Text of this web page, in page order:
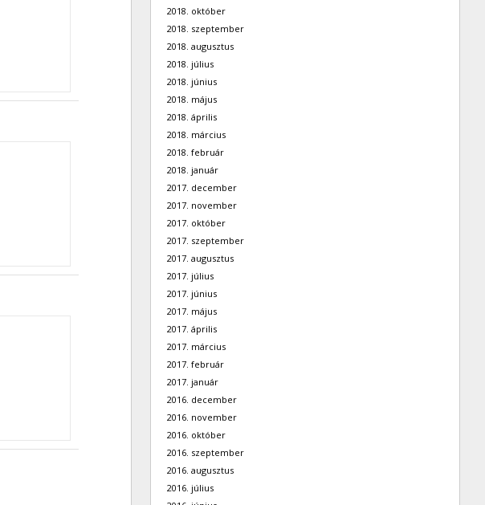
2018. október
2018. szeptember
2018. augusztus
2018. július
2018. június
2018. május
2018. április
2018. március
2018. február
2018. január
2017. december
2017. november
2017. október
2017. szeptember
2017. augusztus
2017. július
2017. június
2017. május
2017. április
2017. március
2017. február
2017. január
2016. december
2016. november
2016. október
2016. szeptember
2016. augusztus
2016. július